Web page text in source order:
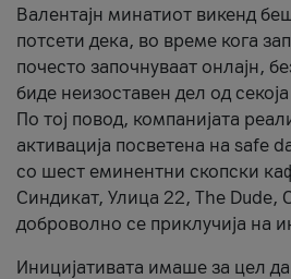
Валентајн минатиот викенд
потсети дека, во време кога
почесто започнуваат онлајн,
биде неизоставен дел од
По тој повод, компанијата
активација посветена на safe
со шест еминентни скопски
Синдикат, Улица 22, The Dude,
доброволно се приклучија на
Иницијативата имаше за цел да